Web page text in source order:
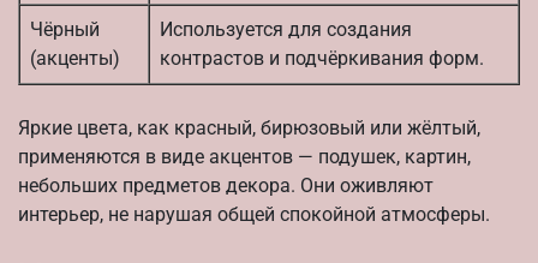
Чёрный
(акценты)
Используется для создания
контрастов и подчёркивания форм.
Яркие цвета, как красный, бирюзовый или жёлтый,
применяются в виде акцентов — подушек, картин,
небольших предметов декора. Они оживляют
интерьер, не нарушая общей спокойной атмосферы.